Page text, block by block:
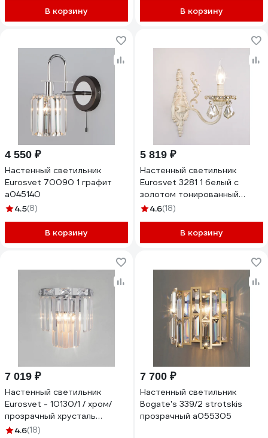
В корзину В корзину
4 550 ₽
Настенный светильник
Eurosvet 70090 1 графит
a045140
4.5(8)
В корзину
5 819 ₽
Настенный светильник
Eurosvet 3281 1 белый с
золотом тонированный
хрусталь Strotskis
4.6(18)
В корзину
7 019 ₽
Настенный светильник
Eurosvet - 10130/1 / хром/
прозрачный хрусталь
strotskis a060645
4.6(18)
7 700 ₽
Настенный светильник
Bogate's 339/2 strotskis
прозрачный a055305